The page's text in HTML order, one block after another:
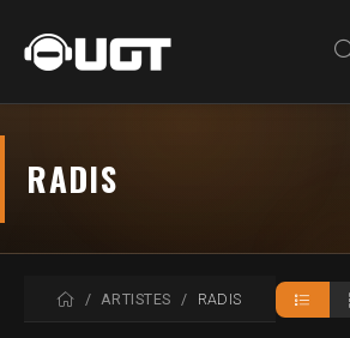
RADIS
ACCUEIL
ARTISTES RADIS